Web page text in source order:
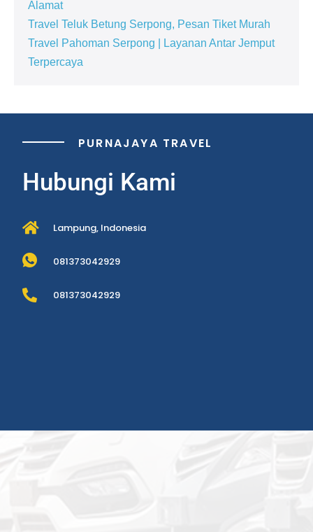
Alamat
Travel Teluk Betung Serpong, Pesan Tiket Murah
Travel Pahoman Serpong | Layanan Antar Jemput
Terpercaya
PURNAJAYA TRAVEL
Hubungi Kami
Lampung, Indonesia
081373042929
081373042929